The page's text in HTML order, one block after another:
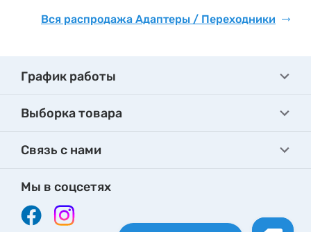
Вся распродажа Адаптеры / Переходники
График работы
Выборка товара
Связь с нами
Мы в соцсетях